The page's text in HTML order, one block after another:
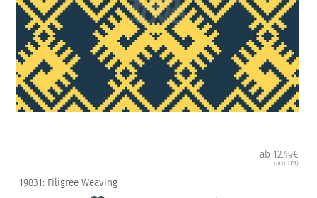
ab 12.49€
(inkl. USt)
19831: Filigree Weaving